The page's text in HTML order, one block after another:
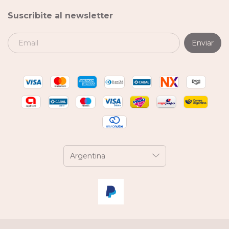
Suscribite al newsletter